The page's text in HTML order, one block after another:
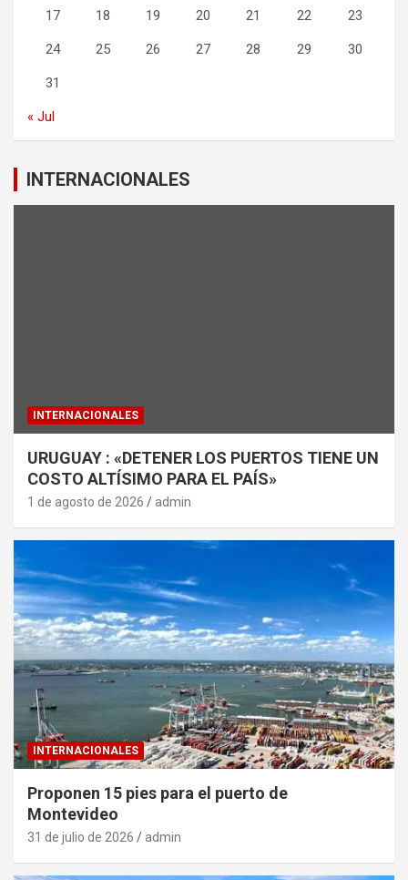
17 18 19 20 21 22 23
24 25 26 27 28 29 30
31
« Jul
INTERNACIONALES
INTERNACIONALES
URUGUAY : «DETENER LOS PUERTOS TIENE UN
COSTO ALTÍSIMO PARA EL PAÍS»
1 de agosto de 2026 admin
INTERNACIONALES
Proponen 15 pies para el puerto de
Montevideo
31 de julio de 2026 admin